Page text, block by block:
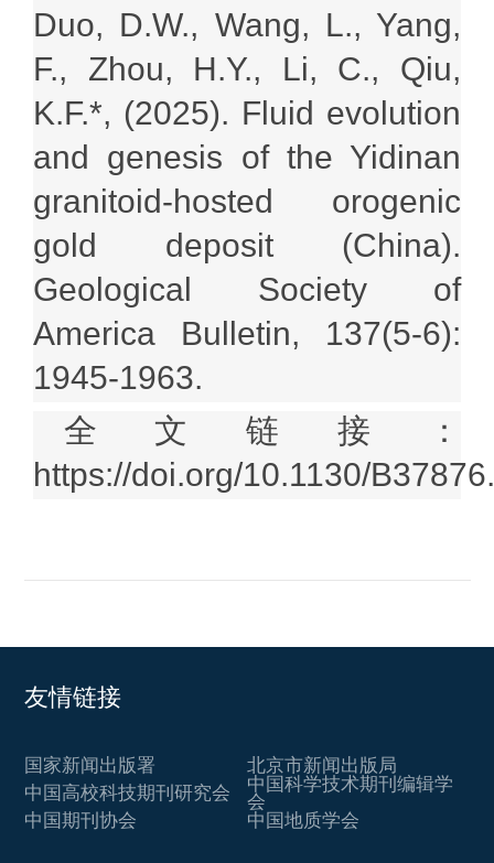
Duo, D.W., Wang, L., Yang,
F., Zhou, H.Y., Li, C., Qiu,
K.F.*, (2025). Fluid evolution
and genesis of the Yidinan
granitoid-hosted orogenic
gold deposit (China).
Geological Society of
America Bulletin, 137(5-6):
1945-1963.
全文链接：
https://doi.org/10.1130/
友情链接
国家新闻出版署
北京市新闻出版局
中国高校科技期刊研究会
中国科学技术期刊编辑学
会
中国期刊协会
中国地质学会